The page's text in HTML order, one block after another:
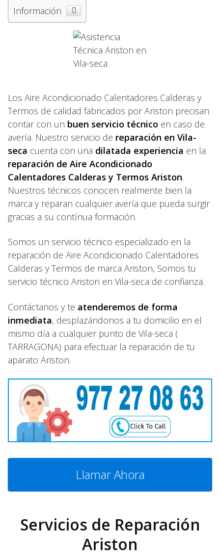
Información
Los Aire Acondicionado Calentadores Calderas y
Termos de calidad fabricados por Ariston precisan
contar con un buen servicio técnico en caso de
avería. Nuestro servicio de reparación en Vila-
seca cuenta con una dilatada experiencia en la
reparación de Aire Acondicionado
Calentadores Calderas y Termos Ariston.
Nuestros técnicos conocen realmente bien la
marca y reparan cualquier avería que pueda surgir
gracias a su contínua formación.
Somos un servicio técnico especializado en la
reparación de Aire Acondicionado Calentadores
Calderas y Termos de marca Ariston, Somos tu
servicio técnico Ariston en Vila-seca de confianza.
Contáctanos y te atenderemos de forma
inmediata, desplazándonos a tu domicilio en el
mismo día a cualquier punto de Vila-seca (
TARRAGONA) para efectuar la reparación de tu
aparato Ariston.
Llamar Ahora
Servicios de Reparación
Ariston